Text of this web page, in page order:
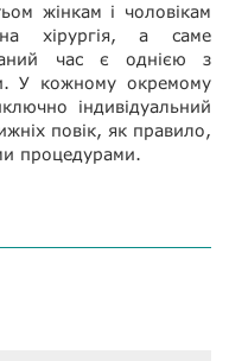
жінкам і чоловікам
хірургія, а саме
час є однією з
У кожному окремому
індивідуальний
повік, як правило,
процедурами.